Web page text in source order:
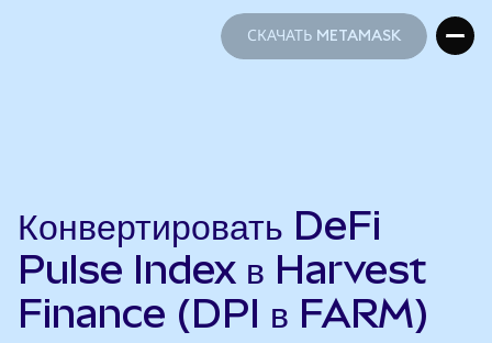
СКАЧАТЬ METAMASK
Конвертировать DeFi
Pulse Index в Harvest
Finance (DPI в FARM)